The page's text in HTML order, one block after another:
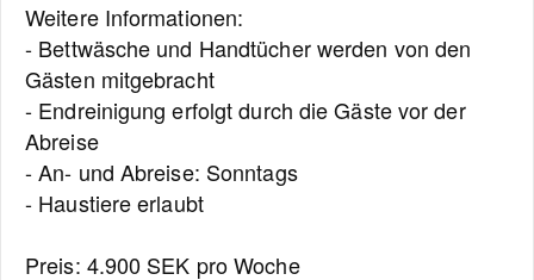
Weitere Informationen:
- Bettwäsche und Handtücher werden von den
Gästen mitgebracht
- Endreinigung erfolgt durch die Gäste vor der
Abreise
- An- und Abreise: Sonntags
- Haustiere erlaubt
Preis: 4.900 SEK pro Woche